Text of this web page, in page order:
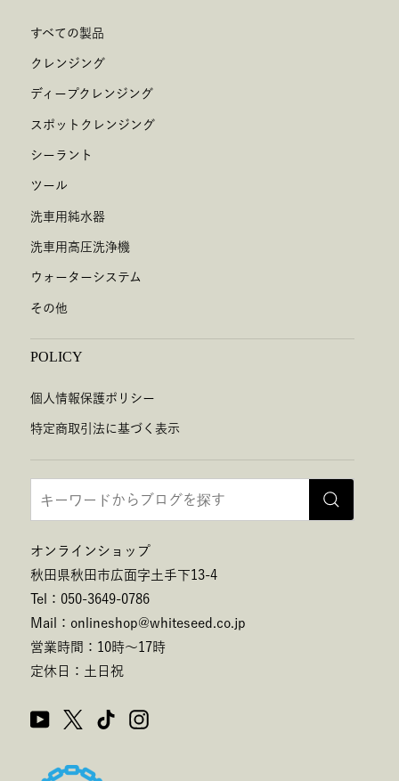
すべての製品
クレンジング
ディープクレンジング
スポットクレンジング
シーラント
ツール
洗車用純水器
洗車用高圧洗浄機
ウォーターシステム
その他
POLICY
個人情報保護ポリシー
特定商取引法に基づく表示
オンラインショップ
秋田県秋田市広面字土手下13-4
Tel：050-3649-0786
Mail：onlineshop@whiteseed.co.jp
営業時間：10時～17時
定休日：土日祝